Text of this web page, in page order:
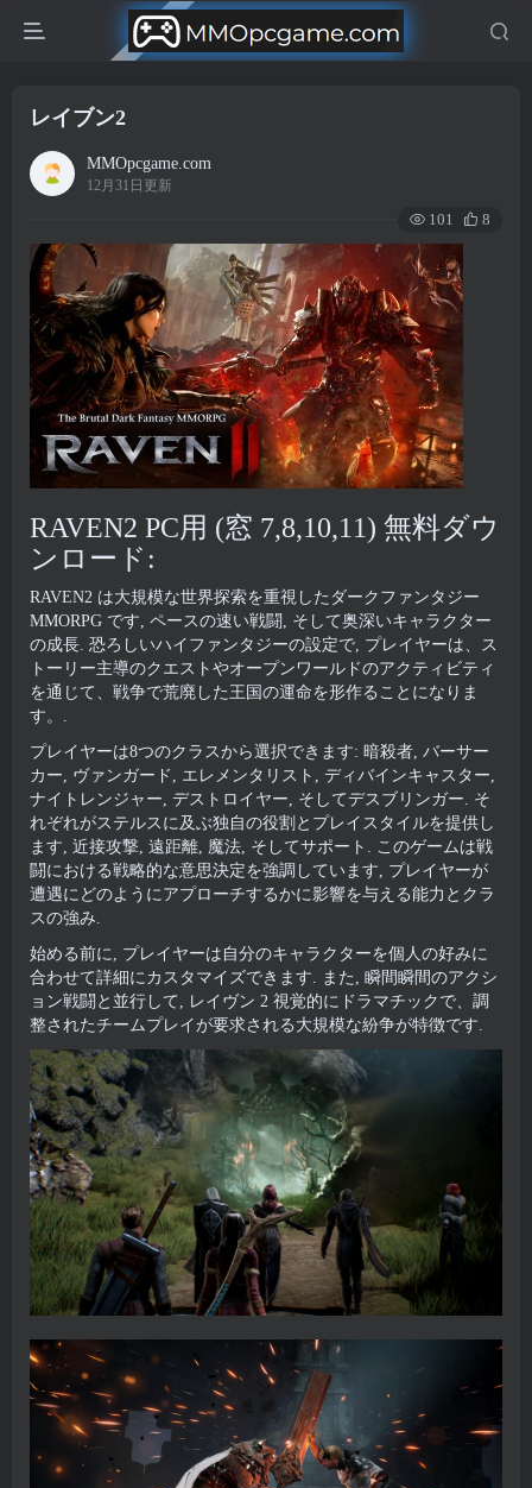
レイブン2
MMOpcgame.com
12月31日更新
101 8
RAVEN2 PC用 (窓 7,8,10,11) 無料ダウ
ンロード:
RAVEN2 は大規模な世界探索を重視したダークファンタジー
MMORPG です, ペースの速い戦闘, そして奥深いキャラクター
の成長. 恐ろしいハイファンタジーの設定で, プレイヤーは、ス
トーリー主導のクエストやオープンワールドのアクティビティ
を通じて、戦争で荒廃した王国の運命を形作ることになりま
す。.
プレイヤーは8つのクラスから選択できます: 暗殺者, バーサー
カー, ヴァンガード, エレメンタリスト, ディバインキャスター,
ナイトレンジャー, デストロイヤー, そしてデスブリンガー. そ
れぞれがステルスに及ぶ独自の役割とプレイスタイルを提供し
ます, 近接攻撃, 遠距離, 魔法, そしてサポート. このゲームは戦
闘における戦略的な意思決定を強調しています, プレイヤーが
遭遇にどのようにアプローチするかに影響を与える能力とクラ
スの強み.
始める前に, プレイヤーは自分のキャラクターを個人の好みに
合わせて詳細にカスタマイズできます. また, 瞬間瞬間のアクシ
ョン戦闘と並行して, レイヴン 2 視覚的にドラマチックで、調
整されたチームプレイが要求される大規模な紛争が特徴です.